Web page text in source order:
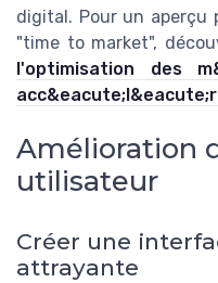
digital. Pour un aperçu
"time to market",
l'optimisation des
Amélioration
utilisateur
Créer une
attrayante